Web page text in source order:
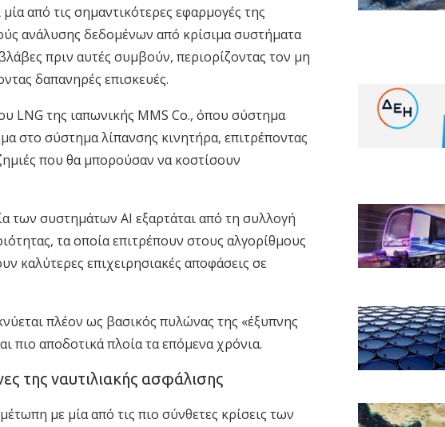
από τις σημαντικότερες εφαρμογές της
ανάλυσης δεδομένων από κρίσιμα συστήματα
πριν αυτές συμβούν, περιορίζοντας τον μη
δαπανηρές επισκευές.
LNG της ιαπωνικής MMS Co., όπου σύστημα
στο σύστημα λίπανσης κινητήρα, επιτρέποντας
που θα μπορούσαν να κοστίσουν
των συστημάτων AI εξαρτάται από τη συλλογή
τα οποία επιτρέπουν στους αλγορίθμους
καλύτερες επιχειρησιακές αποφάσεις σε
πλέον ως βασικός πυλώνας της «έξυπνης
πιο αποδοτικά πλοία τα επόμενα χρόνια.
της ναυτιλιακής ασφάλισης
με μία από τις πιο σύνθετες κρίσεις των